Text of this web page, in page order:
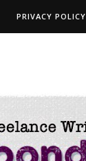
PRIVACY POLICY